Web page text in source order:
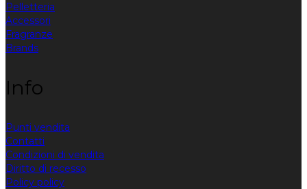
Pelletteria
Accessori
Fragranze
Brands
Info
Punti vendita
Contatti
Condizioni di vendita
Diritto di recesso
Policy policy